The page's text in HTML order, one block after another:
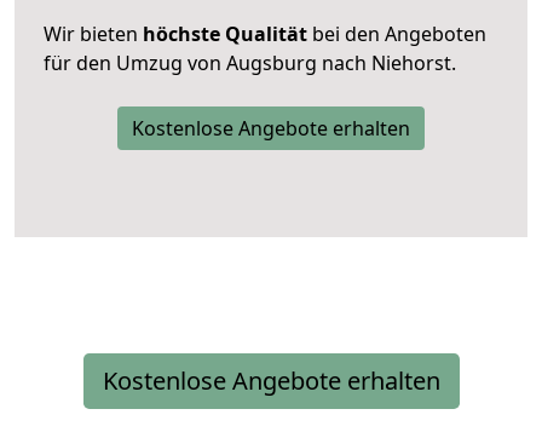
Wir bieten höchste Qualität bei den Angeboten
für den Umzug von Augsburg nach Niehorst.
Kostenlose Angebote erhalten
Kostenlose Angebote erhalten